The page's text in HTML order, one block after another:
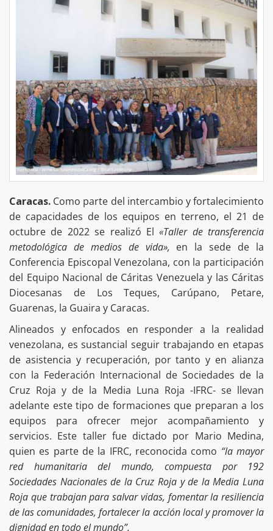
Caracas. Como parte del intercambio y fortalecimiento
de capacidades de los equipos en terreno, el 21 de
octubre de 2022 se realizó El«Taller de transferencia
metodológica de medios de vida», en la sede de la
Conferencia Episcopal Venezolana, con la participación
del Equipo Nacional de Cáritas Venezuela y las Cáritas
Diocesanas de Los Teques, Carúpano, Petare,
Guarenas, la Guaira y Caracas.
Alineados y enfocados en responder a la realidad
venezolana, es sustancial seguir trabajando en etapas
de asistencia y recuperación, por tanto y en alianza
con la Federación Internacional de Sociedades de la
Cruz Roja y de la Media Luna Roja -IFRC- se llevan
adelante este tipo de formaciones que preparan a los
equipos para ofrecer mejor acompañamiento y
servicios. Este taller fue dictado por Mario Medina,
quien es parte de la IFRC, reconocida como “la mayor
red humanitaria del mundo, compuesta por 192
Sociedades Nacionales de la Cruz Roja y de la Media Luna
Roja que trabajan para salvar vidas, fomentar la resiliencia
de las comunidades, fortalecer la acción local y promover la
dignidad en todo el mundo”.